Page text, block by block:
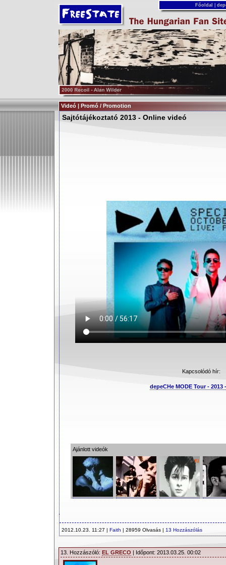
Főoldal
Videó | Promó / Promotion
Sajtótájékoztató 2013 - Online videó
Kapcsolódó hír:
depeCHe MODE Tour - 2013
Ajánlott videók
2012.10.23. 11:27 | Faith | 28959 Olvasás | 13 Hozzászólás
13. Hozzászóló: EL GRECO | Időpont: 2013.03.25. 00:02